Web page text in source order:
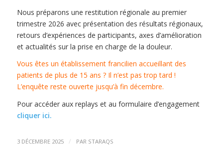
Nous préparons une restitution régionale au premier
trimestre 2026 avec présentation des résultats régionaux,
retours d’expériences de participants, axes d’amélioration
et actualités sur la prise en charge de la douleur.
Vous êtes un établissement francilien accueillant des
patients de plus de 15 ans ? Il n’est pas trop tard !
L’enquête reste ouverte jusqu’à fin décembre.
Pour accéder aux replays et au formulaire d’engagement
cliquer ici.
3 DÉCEMBRE 2025 / PAR STARAQS